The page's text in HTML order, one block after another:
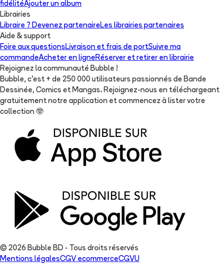
fidélitéAjouter un album
Librairies
Libraire ? Devenez partenaireLes librairies partenaires
Aide & support
Foire aux questionsLivraison et frais de portSuivre ma
commandeAcheter en ligneRéserver et retirer en librairie
Rejoignez la communauté Bubble !
Bubble, c'est + de 250 000 utilisateurs passionnés de Bande
Dessinée, Comics et Mangas. Rejoignez-nous en téléchargeant
gratuitement notre application et commencez à lister votre
collection 🤓
© 2026 Bubble BD - Tous droits réservés
Mentions légalesCGV ecommerceCGVU